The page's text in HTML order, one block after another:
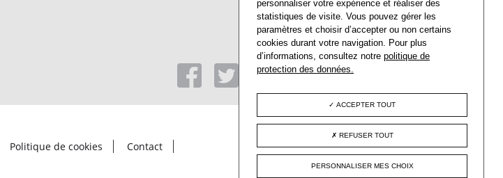
Place François Mitterrand
Villers-Saint-Paul
60872 Rieux CEDEX
Tél : 03 44 74 48 40
Fax : 03 44 74 48 41
Politique de cookies Contact
personnaliser votre expérience et réaliser des
statistiques de visite. Vous pouvez gérer les
paramètres et choisir d’accepter ou non certains
cookies durant votre navigation. Pour plus
d’informations, consultez notrepolitique de
protection des données.
ACCEPTER TOUT
REFUSER TOUT
PERSONNALISER MES CHOIX